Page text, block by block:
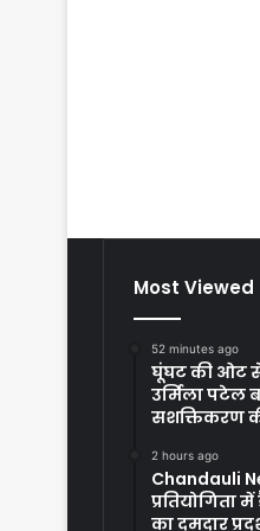
Most Viewed
52 minutes ago
घूंघट की ओट
उर्मिला पटेल
सशक्तिकरण
2 hours ago
Chandauli
का दमदार